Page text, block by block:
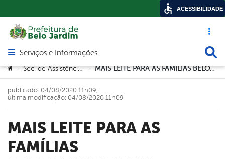
Acesso
Abrir menu principal de navegação
Serviços e Informações
Você está aqui:
> Sec. de Assistência Social > MAIS LEITE PARA AS FAMÍLIAS BELOJARDINENSES
MAIS LEITE PARA AS
FAMÍLIAS
publicado: 04/08/2020 11h09,
última modificação: 04/08/2020 11h09
ACESSIBILIDADE